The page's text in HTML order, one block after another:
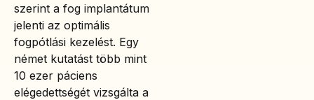
szerint a fog implantátum
jelenti az optimális
fogpótlási kezelést. Egy
német kutatást több mint
10 ezer páciens
elégedettségét vizsgálta a